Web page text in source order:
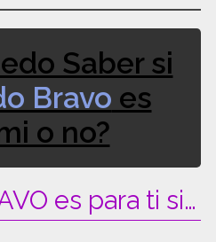
Saber si
Bravo es
o no?
es para ti si…